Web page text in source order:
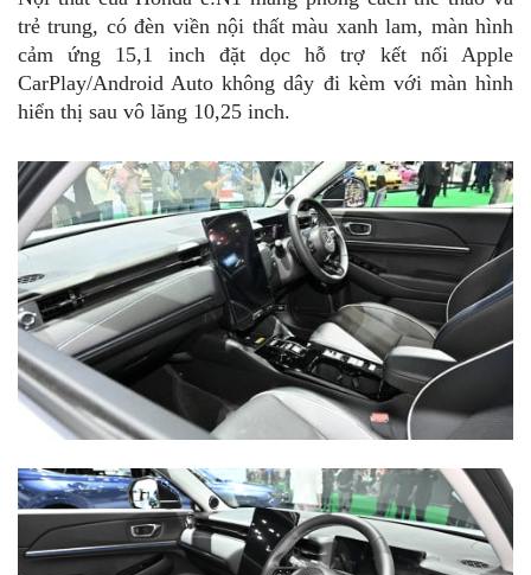
trẻ trung, có đèn viền nội thất màu xanh lam, màn hình
cảm ứng 15,1 inch đặt dọc hỗ trợ kết nối Apple
CarPlay/Android Auto không dây đi kèm với màn hình
hiển thị sau vô lăng 10,25 inch.